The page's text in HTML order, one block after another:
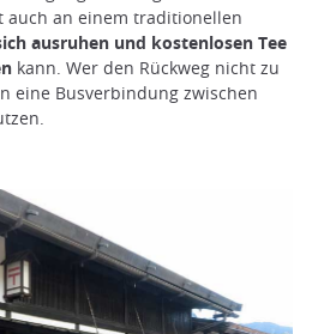
auch an einem traditionellen
ausruhen und kostenlosen Tee
kann. Wer den Rückweg nicht zu
eine Busverbindung zwischen